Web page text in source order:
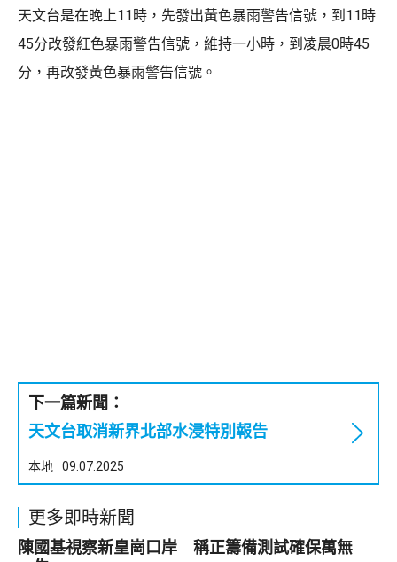
天文台是在晚上11時，先發出黃色暴雨警告信號，到11時
45分改發紅色暴雨警告信號，維持一小時，到凌晨0時45
分，再改發黃色暴雨警告信號。
下一篇新聞：
天文台取消新界北部水浸特別報告
本地 09.07.2025
更多即時新聞
陳國基視察新皇崗口岸 稱正籌備測試確保萬無